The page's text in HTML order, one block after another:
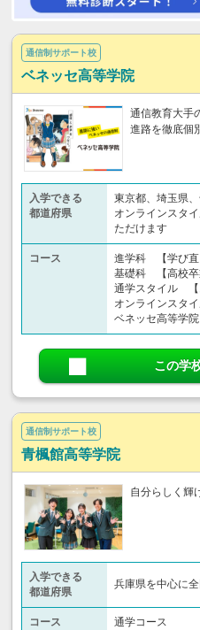
通信制サポート校
ベネッセ高等学院
通信教育大手
進路を徹底個
入学できる
都道府県
東京都、埼玉県
オンラインスタ
ただけます
コース
進学科 【学び直
基礎科 【高校卒
通学スタイル 【
オンラインスタ
ベネッセ高等学
この学
通信制サポート校
青楓館高等学院
自分らしく輝
入学できる
都道府県
兵庫県を中心に全
コース
通学コース